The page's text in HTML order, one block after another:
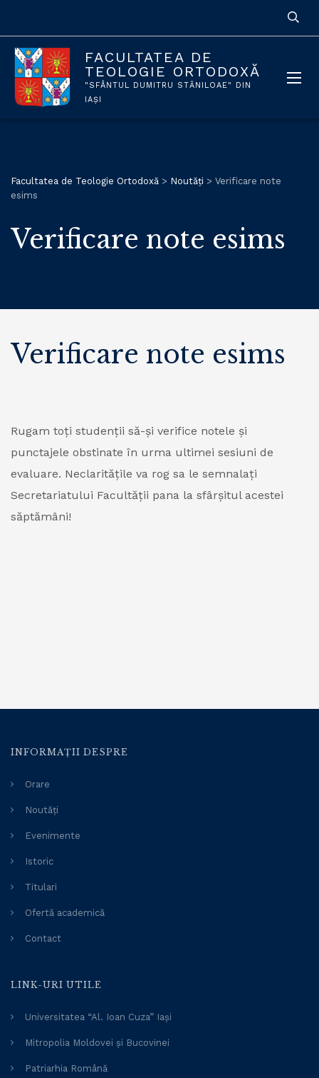
FACULTATEA DE
TEOLOGIE ORTODOXĂ
"SFÂNTUL DUMITRU STĂNILOAE" DIN
IAȘI
Facultatea de Teologie Ortodoxă > Noutăți > Verificare note
esims
Verificare note esims
Verificare note esims
Rugam toți studenții să-și verifice notele și
punctajele obstinate în urma ultimei sesiuni de
evaluare. Neclaritățile va rog sa le semnalați
Secretariatului Facultății pana la sfârșitul acestei
săptămâni!
INFORMAȚII DESPRE
Orare
Noutăți
Evenimente
Istoric
Titulari
Ofertă academică
Contact
LINK-URI UTILE
Universitatea “Al. Ioan Cuza” Iași
Mitropolia Moldovei și Bucovinei
Patriarhia Română